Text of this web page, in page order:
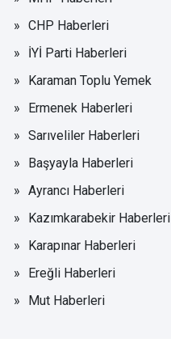
CHP Haberleri
İYİ Parti Haberleri
Karaman Toplu Yemek
Ermenek Haberleri
Sarıveliler Haberleri
Başyayla Haberleri
Ayrancı Haberleri
Kazımkarabekir Haberleri
Karapınar Haberleri
Ereğli Haberleri
Mut Haberleri